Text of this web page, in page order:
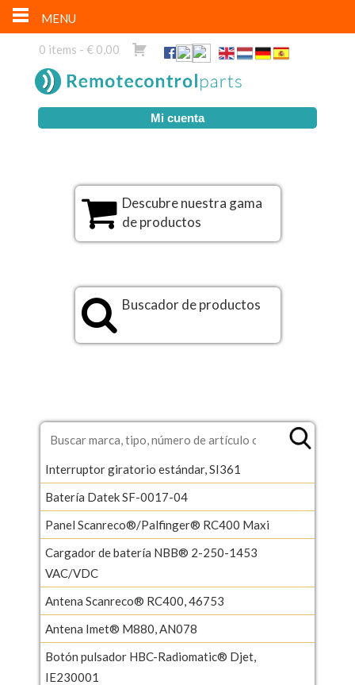
0 items - € 0,00
Mi cuenta
Descubre nuestra gama
de productos
Buscador de productos
Interruptor giratorio estándar, SI361
Batería Datek SF-0017-04
Panel Scanreco®/Palfinger® RC400 Maxi
Cargador de batería NBB® 2-250-1453
VAC/VDC
Antena Scanreco® RC400, 46753
Antena Imet® M880, AN078
Botón pulsador HBC-Radiomatic® Djet,
IE230001
MENU